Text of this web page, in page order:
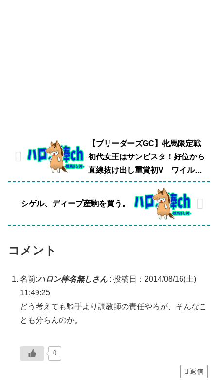
【ブリーダーズGC】牝馬限定戦
初代女王はサンビスタ！好位から
直線抜け出し重賞初V ワイルド
F2着
シゲル、ディープ産駒を買う。
コメント
名前:ハロン棒名無しさん : 投稿日：2014/08/16(土)
11:49:25
どう考えても騎手より調教師の責任やろが、そんなこ
とも分らんのか。
0
返信